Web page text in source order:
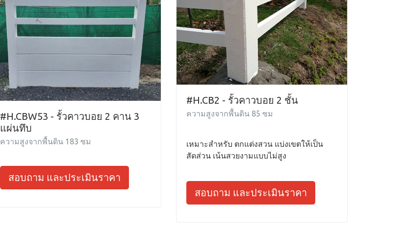
#H.CBW53 - รั้วคาวบอย 2 คาน 3
แผ่นทึบ
ความสูงจากพื้นดิน 183 ซม
สอบถาม และประเมินราคา
#H.CB2 - รั้วคาวบอย 2 ชั้น
ความสูงจากพื้นดิน 85 ซม
เหมาะสำหรับ ตกแต่งสวน แบ่งเขตให้เป็น
สัดส่วน เน้นสวยงามแบบไม่สูง
สอบถาม และประเมินราคา